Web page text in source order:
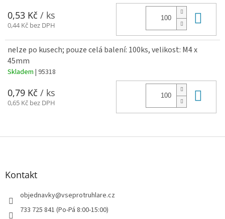
0,53 Kč / ks
0,44 Kč bez DPH
nelze po kusech; pouze celá balení: 100ks, velikost: M4 x
45mm
Skladem | 95318
0,79 Kč / ks
0,65 Kč bez DPH
Z
Kontakt
objednavky@vseprotruhlare.cz
733 725 841 (Po-Pá 8:00-15:00)